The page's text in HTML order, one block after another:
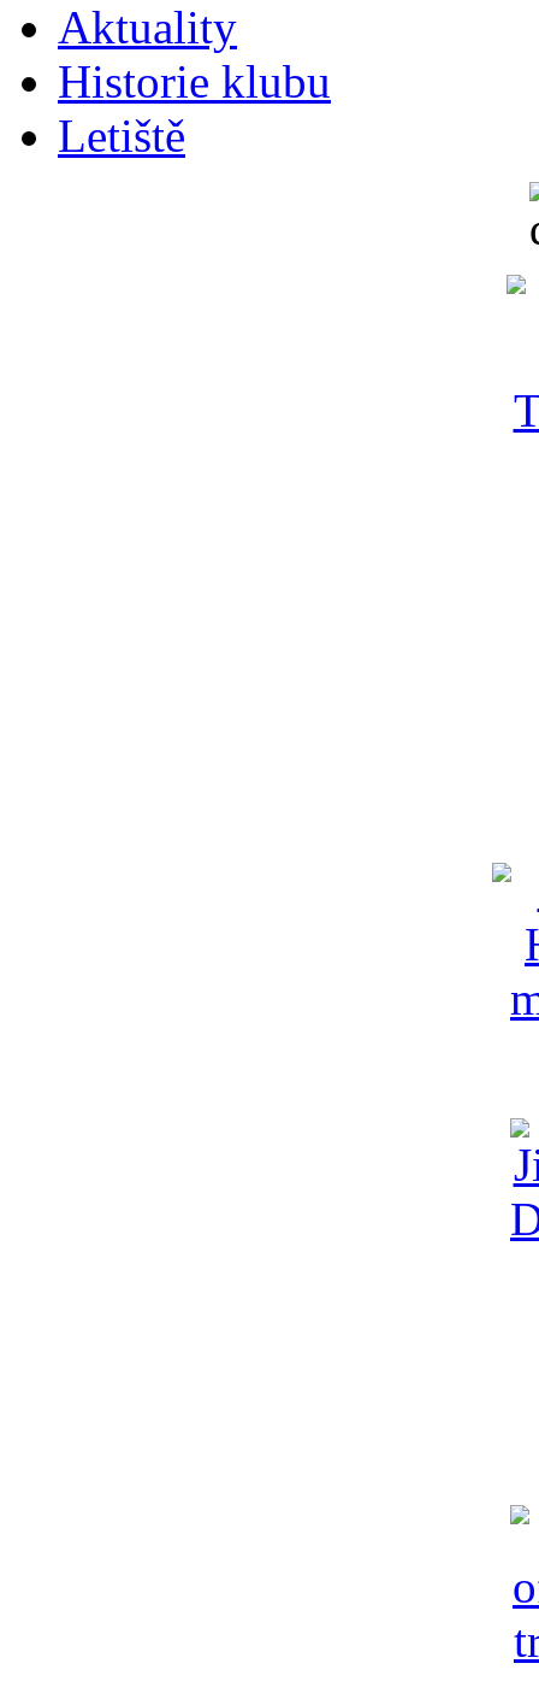
Aktuality
Historie klubu
Letiště